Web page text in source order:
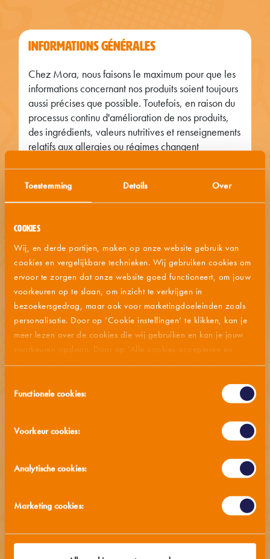
Toestemming Details Over
Cookies
Wij, en derde partijen, maken op onze website gebruik van
cookies en vergelijkbare technieken. Wij gebruiken cookies om
ervoor te zorgen dat onze website goed functioneert, om jouw
voorkeuren op te slaan, om inzicht te verkrijgen in
bezoekersgedrag, maar ook voor marketingdoeleinden zoals
personalisatie. Door op ‘Cookie instellingen’ te klikken, kan je
meer lezen over de cookies die wij gebruiken en kan je jouw
voorkeuren opslaan. Door op ‘Alle cookies accepteren en
doorgaan’ te klikken, gaat u akkoord met het gebruik van alle
Functionele cookies:
Voorkeur cookies:
Analytische cookies:
Marketing cookies:
INFORMATIONS GÉNÉRALES
Chez Mora, nous faisons le maximum pour que les
informations concernant nos produits soient toujours
aussi précises que possible. Toutefois, en raison du
processus continu d'amélioration de nos produits,
des ingrédients, valeurs nutritives et renseignements
relatifs aux allergies ou régimes changent
l'emballage avant de consommer un produit. En cas
de questions ou de remarques, n'hésitez pas à
MÉTHODES DE PRÉPARATION
LISTE DES INGRÉDIENTS
ALLERGÈNE